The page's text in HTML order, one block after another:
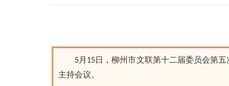
5月15日，柳州市文联第十二届委员会第
主持会议。